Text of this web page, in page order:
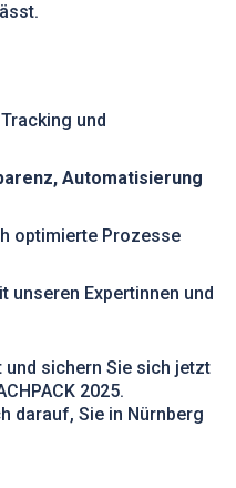
und
Automatisierung
optimierte Prozesse
unseren Expertinnen und
sichern Sie sich jetzt
2025.
darauf, Sie in Nürnberg